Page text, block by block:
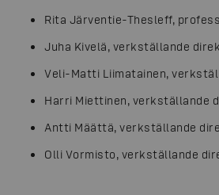
Rita Järventie-Thesleff,
Juha Kivelä, verkställande
Veli-Matti Liimatainen,
Harri Miettinen, verkställande
Antti Määttä, verkställande
Olli Vormisto, verkställande